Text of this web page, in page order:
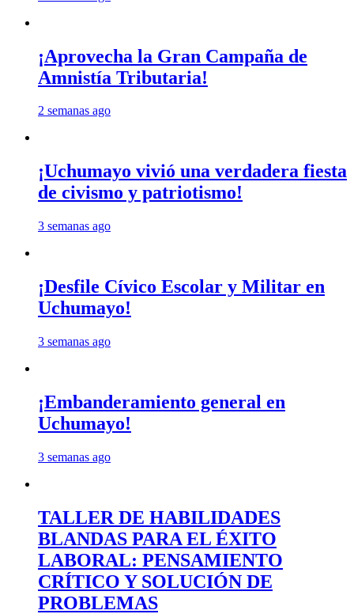
¡Aprovecha la Gran Campaña de
Amnistía Tributaria!
2 semanas ago
¡Uchumayo vivió una verdadera fiesta
de civismo y patriotismo!
3 semanas ago
¡Desfile Cívico Escolar y Militar en
Uchumayo!
3 semanas ago
¡Embanderamiento general en
Uchumayo!
3 semanas ago
TALLER DE HABILIDADES
BLANDAS PARA EL ÉXITO
LABORAL: PENSAMIENTO
CRÍTICO Y SOLUCIÓN DE
PROBLEMAS